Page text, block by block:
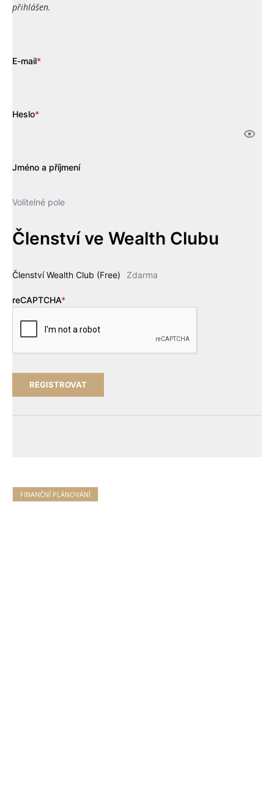
přihlášen.
E-mail*
Heslo*
Jméno a příjmení
Volitelné pole
Členství ve Wealth Clubu
Členství Wealth Club (Free) Zdarma
reCAPTCHA*
FINANČNÍ PLÁNOVÁNÍ